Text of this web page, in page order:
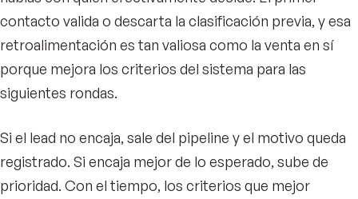
contacto valida o descarta la clasificación previa, y esa
retroalimentación es tan valiosa como la venta en sí
porque mejora los criterios del sistema para las
siguientes rondas.
Si el lead no encaja, sale del pipeline y el motivo queda
registrado. Si encaja mejor de lo esperado, sube de
prioridad. Con el tiempo, los criterios que mejor